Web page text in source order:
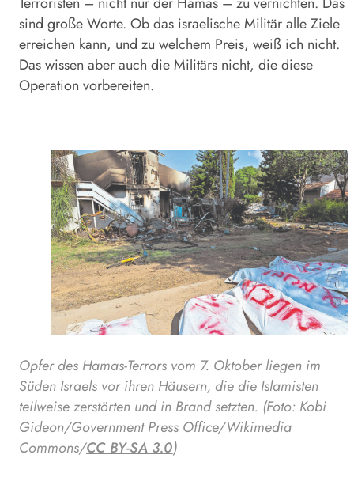
sind große Worte. Ob das israelische Militär alle Ziele
erreichen kann, und zu welchem Preis, weiß ich nicht.
Das wissen aber auch die Militärs nicht, die diese
Operation vorbereiten.
Opfer des Hamas-Terrors vom 7. Oktober liegen im
Süden Israels vor ihren Häusern, die die Islamisten
teilweise zerstörten und in Brand setzten. (Foto: Kobi
Gideon/Government Press Office/Wikimedia
Commons/CC BY-SA 3.0)